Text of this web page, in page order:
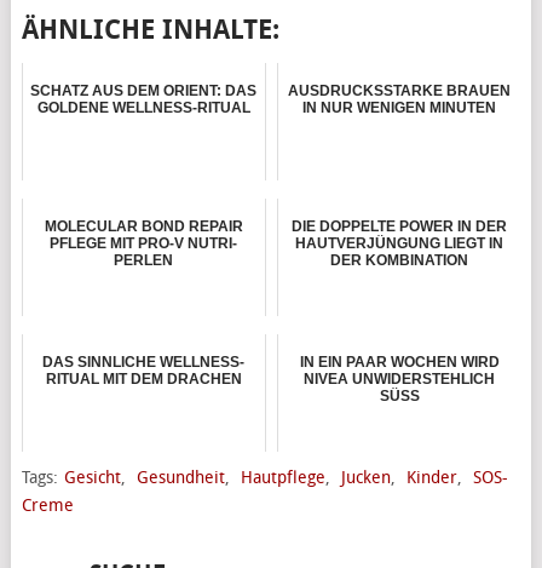
ÄHNLICHE INHALTE:
SCHATZ AUS DEM ORIENT: DAS
GOLDENE WELLNESS-RITUAL
AUSDRUCKSSTARKE BRAUEN
IN NUR WENIGEN MINUTEN
MOLECULAR BOND REPAIR
PFLEGE MIT PRO-V NUTRI-
PERLEN
DIE DOPPELTE POWER IN DER
HAUTVERJÜNGUNG LIEGT IN
DER KOMBINATION
DAS SINNLICHE WELLNESS-
RITUAL MIT DEM DRACHEN
IN EIN PAAR WOCHEN WIRD
NIVEA UNWIDERSTEHLICH
SÜSS
Tags: Gesicht, Gesundheit, Hautpflege, Jucken, Kinder, SOS-
Creme